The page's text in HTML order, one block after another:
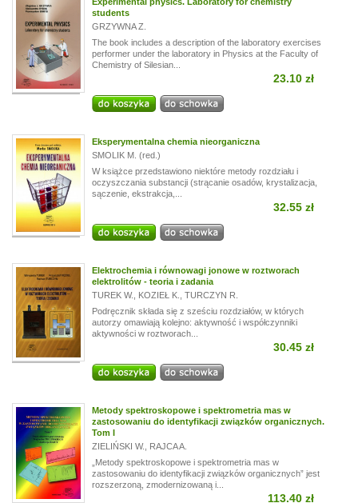
students
GRZYWNA Z.
The book includes a description of the laboratory exercises
performer under the laboratory in Physics at the Faculty of
Chemistry of Silesian...
23.10 zł
Eksperymentalna chemia nieorganiczna
SMOLIK M. (red.)
W książce przedstawiono niektóre metody rozdziału i
oczyszczania substancji (strącanie osadów, krystalizacja,
sączenie, ekstrakcja,...
32.55 zł
Elektrochemia i równowagi jonowe w roztworach
elektrolitów - teoria i zadania
TUREK W.
KOZIEŁ K.
TURCZYN R.
Podręcznik składa się z sześciu rozdziałów, w których
autorzy omawiają kolejno: aktywność i współczynniki
aktywności w roztworach...
30.45 zł
Metody spektroskopowe i spektrometria mas w
zastosowaniu do identyfikacji związków organicznych.
Tom I
ZIELIŃSKI W.
RAJCA A.
„Metody spektroskopowe i spektrometria mas w
zastosowaniu do identyfikacji związków organicznych” jest
rozszerzoną, zmodernizowaną i...
113.40 zł